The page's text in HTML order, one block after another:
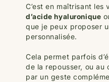
C’est en maîtrisant les
d’acide hyaluronique
que je peux proposer
personnalisée.
Cela permet parfois
de la repousser, ou au
par un geste